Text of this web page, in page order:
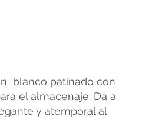
blanco patinado con
el almacenaje. Da a
y atemporal al